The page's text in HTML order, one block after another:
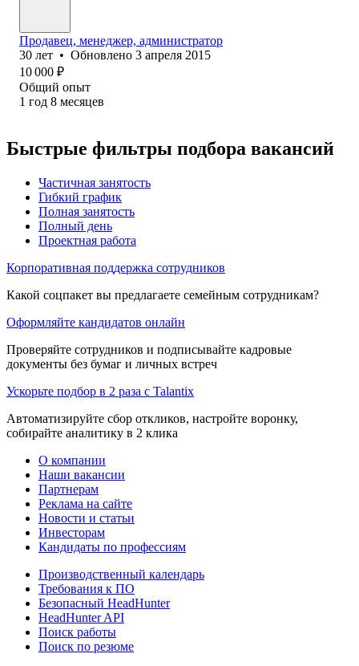
Продавец, менеджер, администратор
30 лет • Обновлено 3 апреля 2015
10 000 ₽
Общий опыт
1 год 8 месяцев
Быстрые фильтры подбора вакансий
Частичная занятость
Гибкий график
Полная занятость
Полный день
Проектная работа
Корпоративная поддержка сотрудников
Какой соцпакет вы предлагаете семейным сотрудникам?
Оформляйте кандидатов онлайн
Проверяйте сотрудников и подписывайте кадровые
документы без бумаг и личных встреч
Ускорьте подбор в 2 раза с Talantix
Автоматизируйте сбор откликов, настройте воронку,
собирайте аналитику в 2 клика
О компании
Наши вакансии
Партнерам
Реклама на сайте
Новости и статьи
Инвесторам
Кандидаты по профессиям
Производственный календарь
Требования к ПО
Безопасный HeadHunter
HeadHunter API
Поиск работы
Поиск по резюме